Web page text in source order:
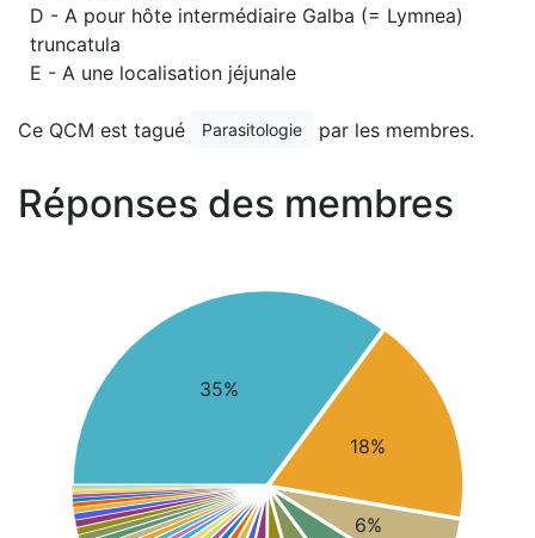
D - A pour hôte intermédiaire Galba (= Lymnea)
truncatula
E - A une localisation jéjunale
Ce QCM est tagué Parasitologie par les membres.
Réponses des membres
35%
18%
6%